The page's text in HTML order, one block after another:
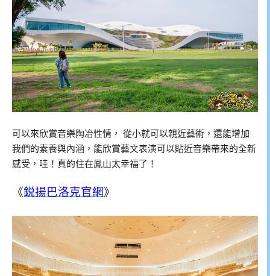
可以來欣賞音樂陶冶性情， 從小就可以親近藝術，還能增加
我們的素養與內涵，能欣賞藝文表演可以貼近音樂帶來的全新
感受，哇！真的住在鳳山太幸福了！
《鋭揚巴洛克官網》